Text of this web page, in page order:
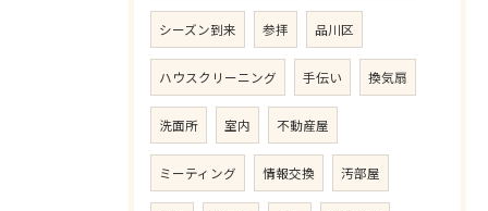
シーズン到来 参拝 品川区
ハウスクリーニング 手伝い 換気扇
洗面所 室内 不動産屋
ミーティング 情報交換 汚部屋